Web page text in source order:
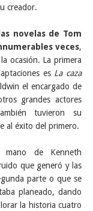
creador.
las novelas de Tom
veces,
ocasión. La primera
es La caza
el encargado de
grandes actores
tuvieron su
al éxito del primero.
de Kenneth
que generó y las
parte o que se
planeado, dando
la historia cuatro